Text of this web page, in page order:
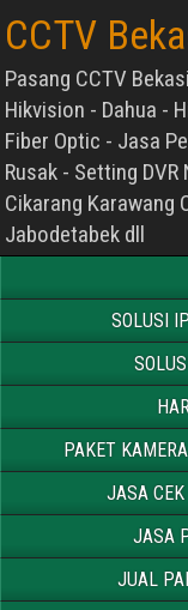
CCTV
Pasang CCTV
Hikvision - Dahua -
Fiber Optic - Jasa
Rusak - Setting
Cikarang Karawang
Jabodetabek dll
SOLUSI
PAKET
JASA
JASA
JUAL